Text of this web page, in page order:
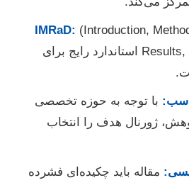
(Introduction,
Results, and Discussion) استاندارد رایج برای
با توجه به حوزه تخصصی
ژورنال هدف را انتخاب
مقاله باید چکیده‌ای فشرده